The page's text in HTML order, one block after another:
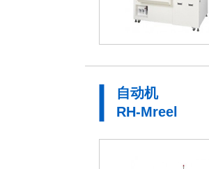
自动机
RH-Mreel